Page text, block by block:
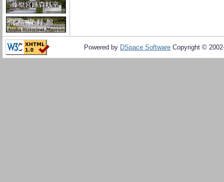
Powered by DSpace Software Copyright ©